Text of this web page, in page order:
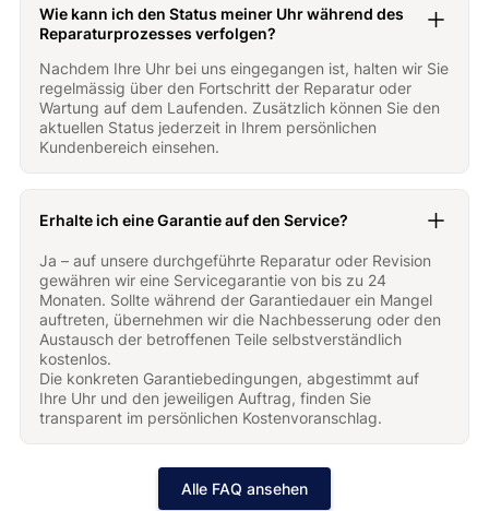
Wie kann ich den Status meiner Uhr während des
Reparaturprozesses verfolgen?
Nachdem Ihre Uhr bei uns eingegangen ist, halten wir Sie
regelmässig über den Fortschritt der Reparatur oder
Wartung auf dem Laufenden. Zusätzlich können Sie den
aktuellen Status jederzeit in Ihrem persönlichen
Kundenbereich einsehen.
Erhalte ich eine Garantie auf den Service?
Ja – auf unsere durchgeführte Reparatur oder Revision
gewähren wir eine Servicegarantie von bis zu 24
Monaten. Sollte während der Garantiedauer ein Mangel
auftreten, übernehmen wir die Nachbesserung oder den
Austausch der betroffenen Teile selbstverständlich
kostenlos.
Die konkreten Garantiebedingungen, abgestimmt auf
Ihre Uhr und den jeweiligen Auftrag, finden Sie
transparent im persönlichen Kostenvoranschlag.
Alle FAQ ansehen